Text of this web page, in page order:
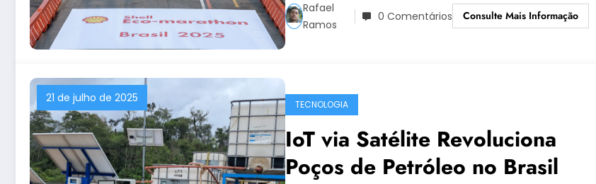
Rafael
Ramos
0 Comentários Consulte Mais Informação
21 de julho de 2025 TECNOLOGIA
IoT via Satélite Revoluciona
Poços de Petróleo no Brasil